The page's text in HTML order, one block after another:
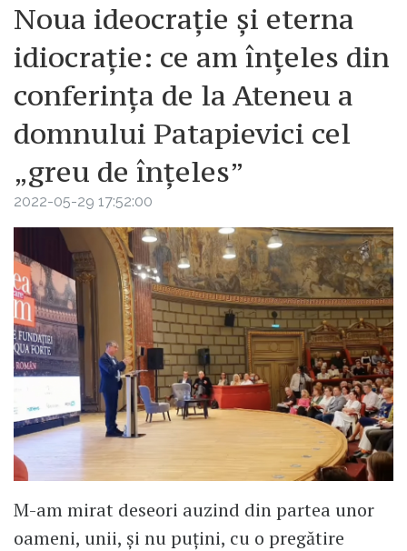
Noua ideocrație și eterna
idiocrație: ce am înțeles din
conferința de la Ateneu a
domnului Patapievici cel
„greu de înțeles”
2022-05-29 17:52:00
M-am mirat deseori auzind din partea unor
oameni, unii, și nu puțini, cu o pregătire